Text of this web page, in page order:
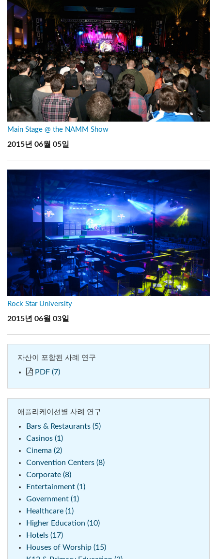
Main Stage @ the NAMM Show
2015년 06월 05일
Rock Star University
2015년 06월 03일
자산이 포함된 사례 연구
PDF (7)
애플리케이션별 사례 연구
Bars & Restaurants (5)
Casinos (1)
Cinema (2)
Convention Centers (8)
Corporate (8)
Entertainment (1)
Government (1)
Healthcare (1)
Higher Education (10)
Hotels (17)
Houses of Worship (15)